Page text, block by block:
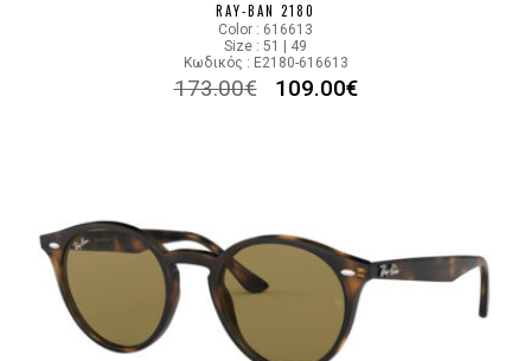
RAY-BAN 2180
Color : 616613
Size : 51 | 49
Κωδικός : E2180-616613
173.00€ 109.00€